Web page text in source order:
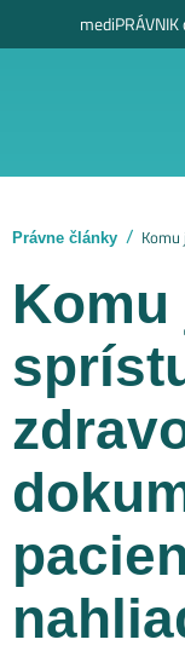
mediPRÁVNIK
Právne články Komu
Komu